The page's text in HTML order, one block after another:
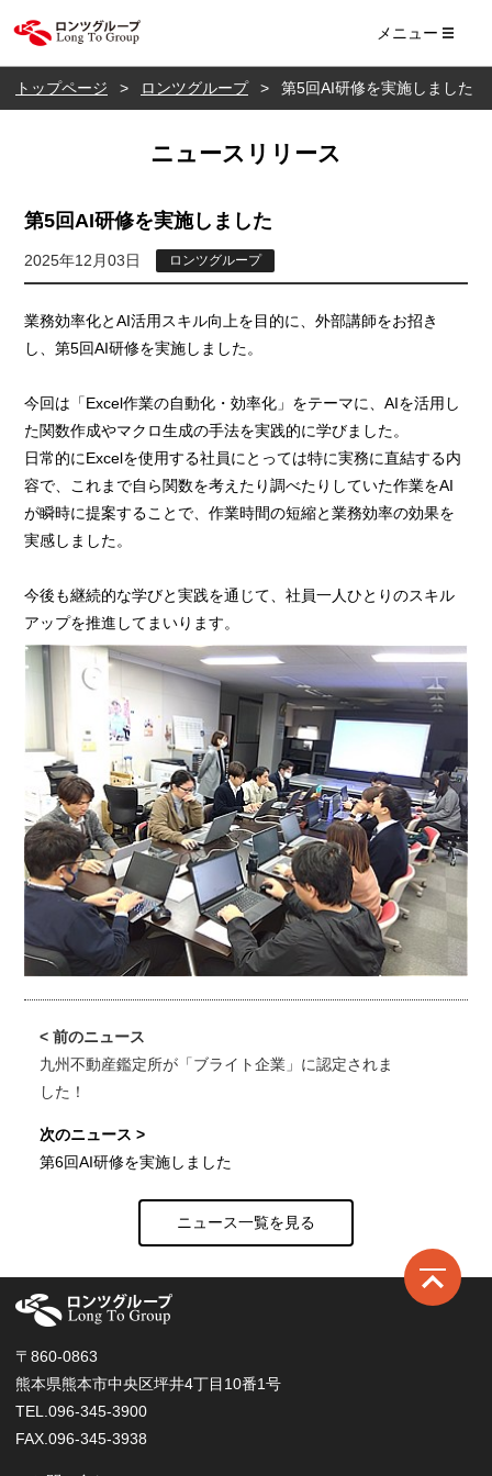
メニュー
トップページ ロンツグループ 第5回AI研修を実施しました
ニュースリリース
第5回AI研修を実施しました
2025年12月03日 ロンツグループ
業務効率化とAI活用スキル向上を目的に、外部講師をお招き
し、第5回AI研修を実施しました。
今回は「Excel作業の自動化・効率化」をテーマに、AIを活用し
た関数作成やマクロ生成の手法を実践的に学びました。
日常的にExcelを使用する社員にとっては特に実務に直結する内
容で、これまで自ら関数を考えたり調べたりしていた作業をAI
が瞬時に提案することで、作業時間の短縮と業務効率の効果を
実感しました。
今後も継続的な学びと実践を通じて、社員一人ひとりのスキル
アップを推進してまいります。
九州不動産鑑定所が「ブライト企業」に認定されま
した！
第6回AI研修を実施しました
ニュース一覧を見る
〒860-0863
熊本県熊本市中央区坪井4丁目10番1号
TEL.096-345-3900
FAX.096-345-3938